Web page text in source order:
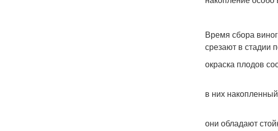
Время сбора
срезают в стадии
окраска плодов
в них
они обладают